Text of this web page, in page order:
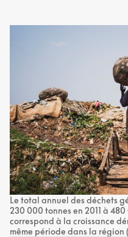
Le total annuel des déchets
230 000 tonnes en 2011 à
correspond à la croissance
même période dans la région